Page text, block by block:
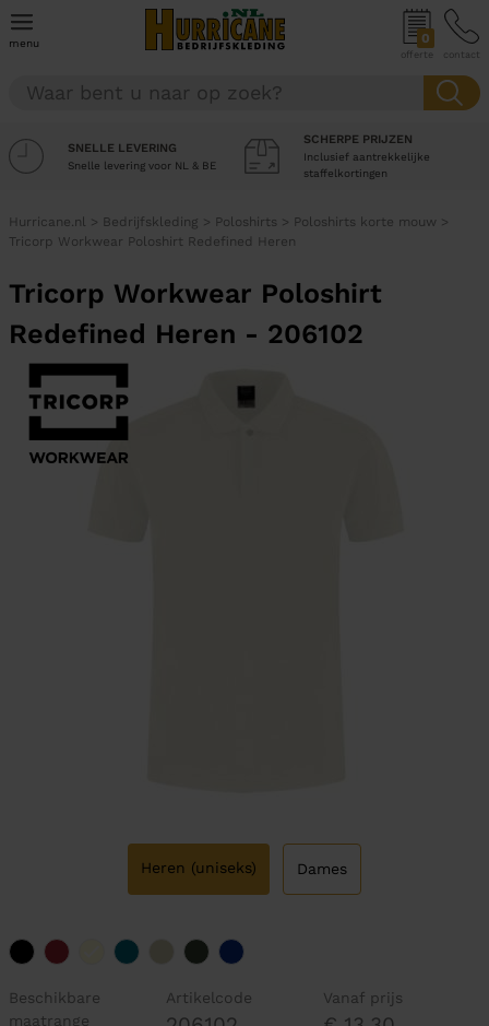
menu 0
offerte contact
SNELLE LEVERING
Snelle levering voor NL & BE
SCHERPE PRIJZEN
Inclusief aantrekkelijke
staffelkortingen
Hurricane.nl > Bedrijfskleding > Poloshirts > Poloshirts korte mouw >
Tricorp Workwear Poloshirt Redefined Heren
Tricorp Workwear Poloshirt
Redefined Heren - 206102
Heren (uniseks) Dames
Beschikbare
maatrange
Artikelcode Vanaf prijs